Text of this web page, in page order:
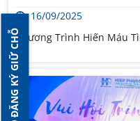
ĐĂNG KÝ GIỮ CHỖ
16/09/2025
Chương Trình Hiến Máu